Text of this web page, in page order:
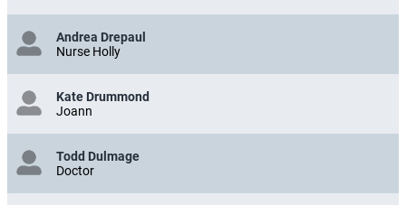
Andrea Drepaul
Nurse Holly
Kate Drummond
Joann
Todd Dulmage
Doctor